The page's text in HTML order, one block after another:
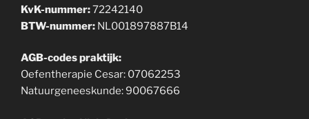
KvK-nummer:72242140
BTW-nummer: NL001897887B14
AGB-codes praktijk:
Oefentherapie Cesar: 07062253
Natuurgeneeskunde: 90067666